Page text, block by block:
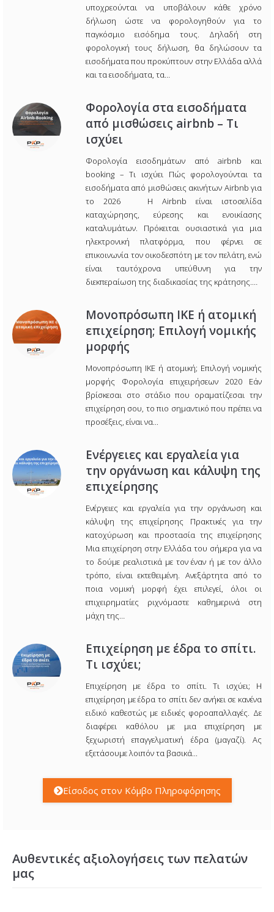
υποχρεούνται να υποβάλουν κάθε χρόνο
δήλωση ώστε να φορολογηθούν για το
παγκόσμιο εισόδημα τους. Δηλαδή στη
φορολογική τους δήλωση, θα δηλώσουν τα
εισοδήματα που προκύπτουν στην Ελλάδα αλλά
και τα εισοδήματα, τα…
Φορολογία στα εισοδήματα
από μισθώσεις airbnb – Τι
ισχύει
Φορολογία εισοδημάτων από airbnb και
booking – Τι ισχύει Πώς φορολογούνται τα
εισοδήματα από μισθώσεις ακινήτων Airbnb για
το 2026 Η Airbnb είναι ιστοσελίδα
καταχώρησης, εύρεσης και ενοικίασης
καταλυμάτων. Πρόκειται ουσιαστικά για μια
ηλεκτρονική πλατφόρμα, που φέρνει σε
επικοινωνία τον οικοδεσπότη με τον πελάτη, ενώ
είναι ταυτόχρονα υπεύθυνη για την
διεκπεραίωση της διαδικασίας της κράτησης.…
Μονοπρόσωπη ΙΚΕ ή ατομική
επιχείρηση; Επιλογή νομικής
μορφής
Μονοπρόσωπη ΙΚΕ ή ατομική; Επιλογή νομικής
μορφής Φορολογία επιχειρήσεων 2020 Εάν
βρίσκεσαι στο στάδιο που οραματίζεσαι την
επιχείρηση σου, το πιο σημαντικό που πρέπει να
προσέξεις, είναι να...
Ενέργειες και εργαλεία για
την οργάνωση και κάλυψη της
επιχείρησης
Ενέργειες και εργαλεία για την οργάνωση και
κάλυψη της επιχείρησης Πρακτικές για την
κατοχύρωση και προστασία της επιχείρησης
Μια επιχείρηση στην Ελλάδα του σήμερα για να
το δούμε ρεαλιστικά με τον έναν ή με τον άλλο
τρόπο, είναι εκτεθειμένη. Ανεξάρτητα από το
ποια νομική μορφή έχει επιλεγεί, όλοι οι
επιχειρηματίες ριχνόμαστε καθημερινά στη
μάχη της…
Επιχείρηση με έδρα το σπίτι.
Τι ισχύει;
Επιχείρηση με έδρα το σπίτι. Τι ισχύει; Η
επιχείρηση με έδρα το σπίτι δεν ανήκει σε κανένα
ειδικό καθεστώς με ειδικές φοροαπαλλαγές. Δε
διαφέρει καθόλου με μια επιχείρηση με
ξεχωριστή επαγγελματική έδρα (μαγαζί). Ας
εξετάσουμε λοιπόν τα βασικά...
Είσοδος στον Κόμβο Πληροφόρησης
Αυθεντικές αξιολογήσεις των πελατών
μας